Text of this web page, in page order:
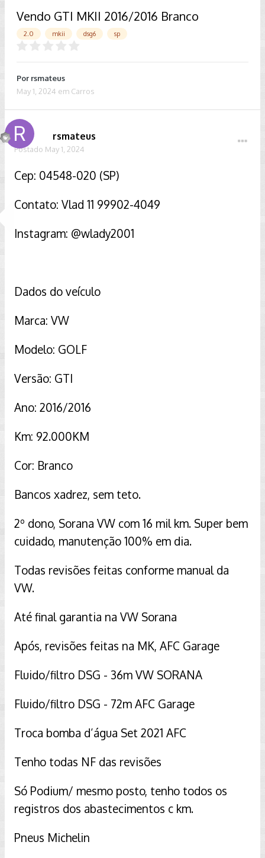
Vendo GTI MKII 2016/2016 Branco
2.0 mkii dsg6 sp
Por rsmateus
May 1, 2024 em Carros
rsmateus
Postado May 1, 2024
Cep: 04548-020 (SP)
Contato: Vlad 11 99902-4049
Instagram: @wlady2001
Dados do veículo
Marca: VW
Modelo: GOLF
Versão: GTI
Ano: 2016/2016
Km: 92.000KM
Cor: Branco
Bancos xadrez, sem teto.
2º dono, Sorana VW com 16 mil km. Super bem
cuidado, manutenção 100% em dia.
Todas revisões feitas conforme manual da
VW.
Até final garantia na VW Sorana
Após, revisões feitas na MK, AFC Garage
Fluido/filtro DSG - 36m VW SORANA
Fluido/filtro DSG - 72m AFC Garage
Troca bomba d’água Set 2021 AFC
Tenho todas NF das revisões
Só Podium/ mesmo posto, tenho todos os
registros dos abastecimentos c km.
Pneus Michelin